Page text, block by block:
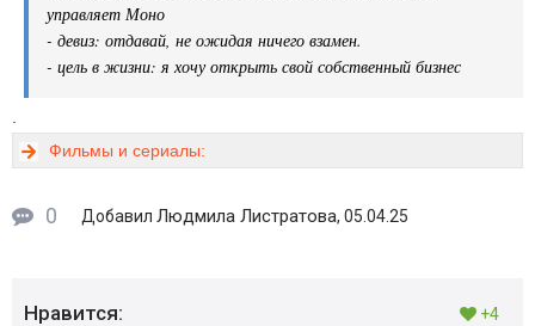
управляет Моно
- девиз: отдавай, не ожидая ничего взамен.
- цель в жизни: я хочу открыть свой собственный бизнес
Фильмы и сериалы:
0 Добавил Людмила Листратова, 05.04.25
Нравится: +4